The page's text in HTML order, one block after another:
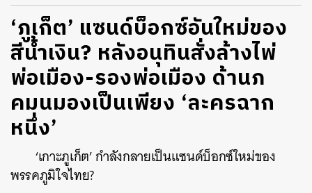
‘ภูเก็ต’ แซนด์บ็อกซ์อันใหม่ของ
สีน้ำเงิน? หลังอนุทินสั่งล้างไพ่
พ่อเมือง-รองพ่อเมือง ด้านภ
คมนมองเป็นเพียง ‘ละครฉาก
หนึ่ง’
‘เกาะภูเก็ต’ กำลังกลายเป็นแซนด์บ็อกซ์ใหม่ของ
พรรคภูมิใจไทย?